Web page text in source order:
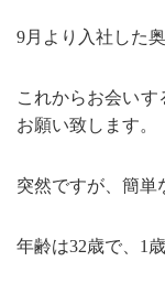
9月より入社した
これからお会いす
お願い致します。
突然ですが、簡単
年齢は32歳で、1